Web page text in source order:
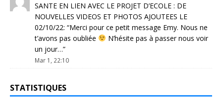
SANTE EN LIEN AVEC LE PROJET D’ECOLE : DE
NOUVELLES VIDEOS ET PHOTOS AJOUTEES LE
02/10/22: “Merci pour ce petit message Emy. Nous ne
t’avons pas oubliée
N’hésite pas à passer nous voir
un jour…”
Mar 1, 22:10
STATISTIQUES